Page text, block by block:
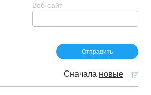
Веб-сайт
Сначала новые